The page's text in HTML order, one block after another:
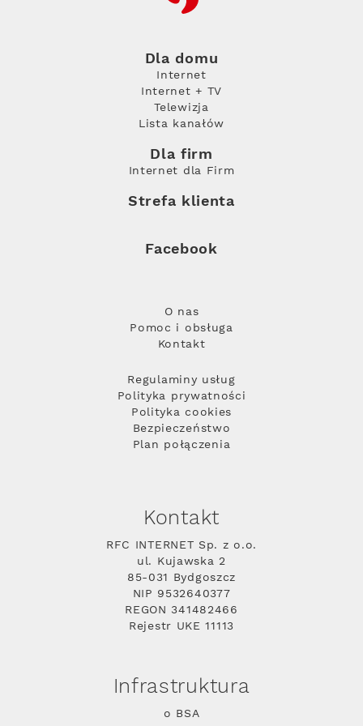
Dla domu
Internet
Internet + TV
Telewizja
Lista kanałów
Dla firm
Internet dla Firm
Strefa klienta
Facebook
O nas
Pomoc i obsługa
Kontakt
Regulaminy usług
Polityka prywatności
Polityka cookies
Bezpieczeństwo
Plan połączenia
Kontakt
RFC INTERNET Sp. z o.o.
ul. Kujawska 2
85-031 Bydgoszcz
NIP 9532640377
REGON 341482466
Rejestr UKE 11113
Infrastruktura
o BSA